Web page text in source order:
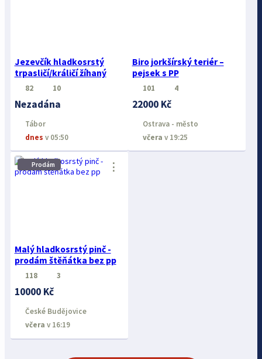
Jezevčík hladkosrstý
trpasličí/králičí žíhaný
82 10
Nezadána
Tábor
dnes v 05:50
Biro jorkšírský teriér –
pejsek s PP
101 4
22000 Kč
Ostrava - město
včera v 19:25
Prodám
Malý hladkosrstý pinč -
prodám štěňátka bez pp
⋮
118 3
10000 Kč
České Budějovice
včera v 16:19